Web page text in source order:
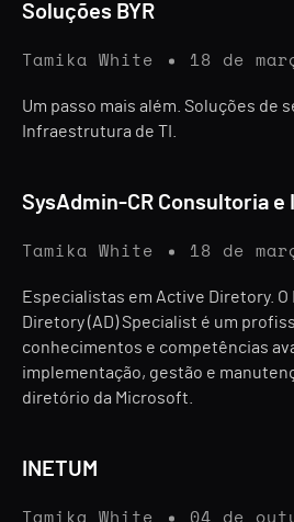
Soluções BYR
Tamika White 18 de
Um passo mais além. Soluções de
Infraestrutura de TI.
SysAdmin-CR Consultoria
Tamika White 18 de
Especialistas em Active Diretory.
Diretory (AD) Specialist é um
conhecimentos e competências
implementação, gestão e
diretório da Microsoft.
INETUM
Tamika White 04 de